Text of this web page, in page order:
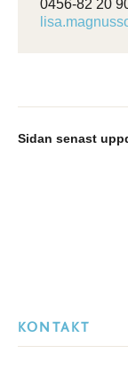
0456-82 20
Sidan senast
KONTAKT